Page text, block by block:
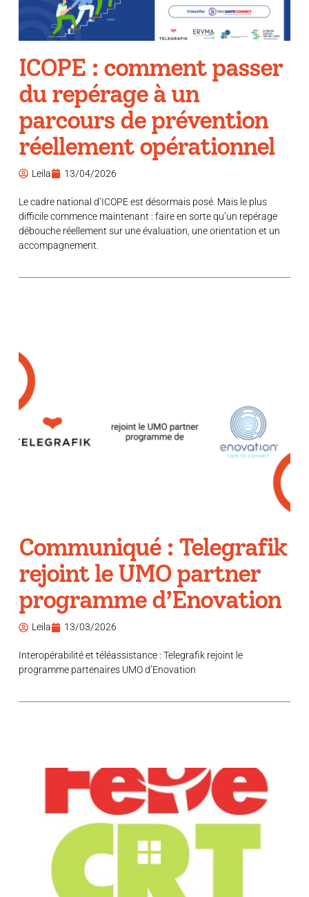
ICOPE : comment passer
du repérage à un
parcours de prévention
réellement opérationnel
Leila 13/04/2026
Le cadre national d’ICOPE est désormais posé. Mais le plus
difficile commence maintenant : faire en sorte qu’un repérage
débouche réellement sur une évaluation, une orientation et un
accompagnement.
Communiqué : Telegrafik
rejoint le UMO partner
programme d’Enovation
Leila 13/03/2026
Interopérabilité et téléassistance : Telegrafik rejoint le
programme partenaires UMO d’Enovation